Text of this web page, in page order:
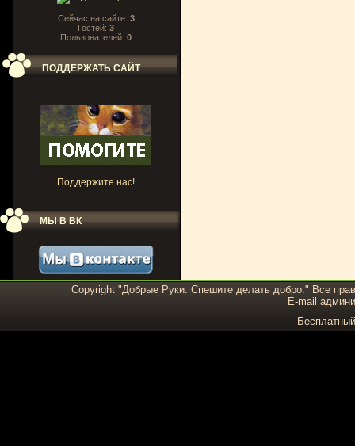
Сейчас на сайте: 3
Гостей: 3
Пользователей: 0
ПОДДЕРЖАТЬ САЙТ
Поддержите нас!
МЫ В ВК
Copyright "Добрые Руки. Спешите делать добро." Все
E-mail